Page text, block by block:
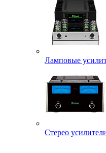
Ламповые
Стерео